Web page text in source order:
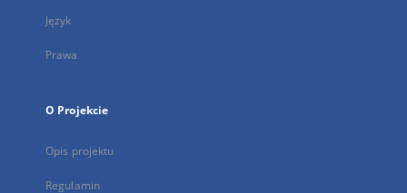
Język
Prawa
O Projekcie
Opis projektu
Regulamin